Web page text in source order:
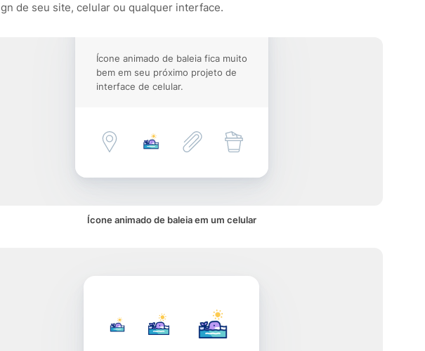
de seu site, celular ou qualquer interface.
Ícone animado de baleia fica muito
bem em seu próximo projeto de
interface de celular.
Ícone animado de baleia em um celular